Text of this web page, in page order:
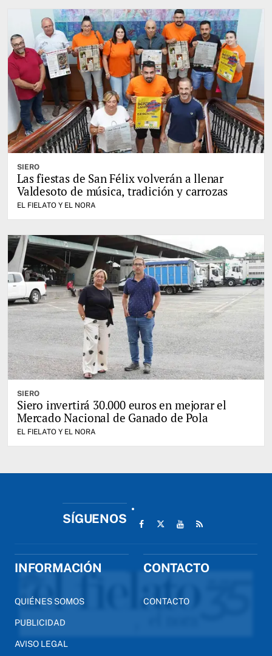
SIERO
Las fiestas de San Félix volverán a llenar
Valdesoto de música, tradición y carrozas
EL FIELATO Y EL NORA
SIERO
Siero invertirá 30.000 euros en mejorar el
Mercado Nacional de Ganado de Pola
EL FIELATO Y EL NORA
SÍGUENOS
INFORMACIÓN
QUIÉNES SOMOS
PUBLICIDAD
AVISO LEGAL
CONTACTO
CONTACTO